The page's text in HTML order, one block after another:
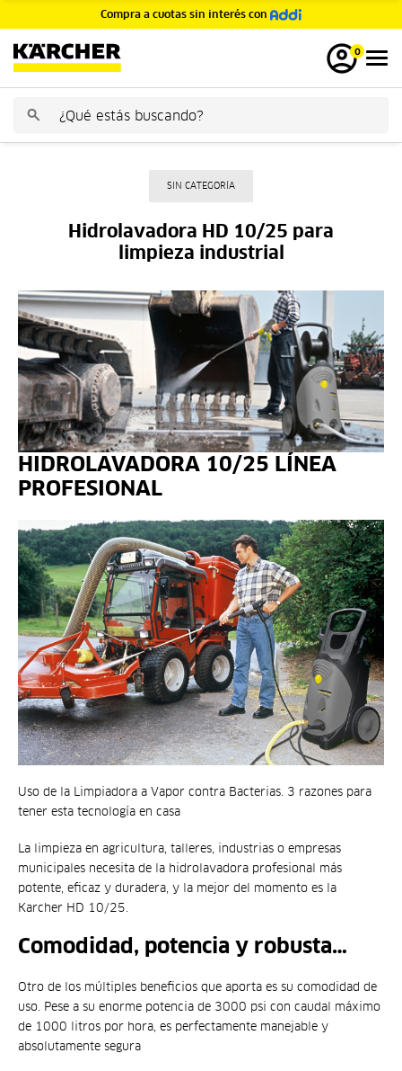
Compra a cuotas sin interés con
GRATIS
0
SIN CATEGORÍA
Hidrolavadora HD 10/25 para
limpieza industrial
HIDROLAVADORA 10/25 LÍNEA
PROFESIONAL
Uso de la Limpiadora a Vapor contra Bacterias. 3 razones para
tener esta tecnología en casa
La limpieza en agricultura, talleres, industrias o empresas
municipales necesita de la hidrolavadora profesional más
potente, eficaz y duradera, y la mejor del momento es la
Karcher HD 10/25.
Comodidad, potencia y robusta…
Otro de los múltiples beneficios que aporta es su comodidad de
uso. Pese a su enorme potencia de 3000 psi con caudal máximo
de 1000 litros por hora, es perfectamente manejable y
absolutamente segura